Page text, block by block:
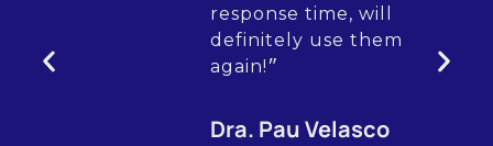
response time, will
definitely use them
again!״
Dra. Pau Velasco